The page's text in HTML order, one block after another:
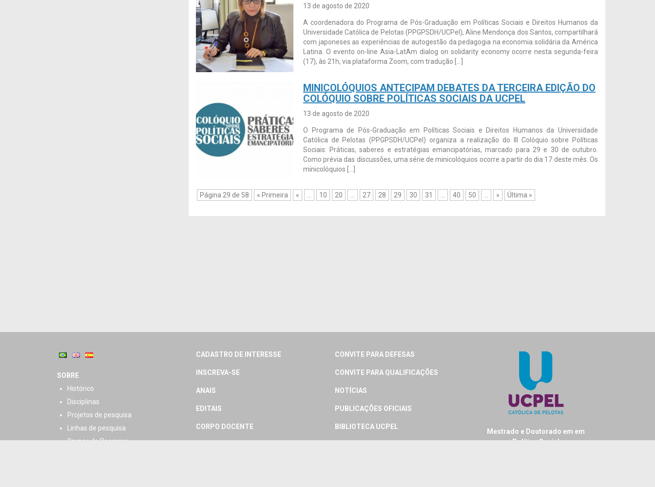
13 de agosto de 2020
A coordenadora do Programa de Pós-Graduação em Políticas Sociais e Direitos Humanos da
Universidade Católica de Pelotas (PPGPSDH/UCPel), Aline Mendonça dos Santos, compartilhará
com japoneses as experiências de autogestão da pedagogia na economia solidária da América
Latina. O evento on-line Asia-LatAm dialog on solidarity economy ocorre nesta segunda-feira
(17), às 21h, via plataforma Zoom, com tradução […]
MINICOLÓQUIOS ANTECIPAM DEBATES DA TERCEIRA EDIÇÃO DO
COLÓQUIO SOBRE POLÍTICAS SOCIAIS DA UCPEL
13 de agosto de 2020
O Programa de Pós-Graduação em Políticas Sociais e Direitos Humanos da Universidade
Católica de Pelotas (PPGPSDH/UCPel) organiza a realização do III Colóquio sobre Políticas
Sociais: Práticas, saberes e estratégias emancipatórias, marcado para 29 e 30 de outubro.
Como prévia das discussões, uma série de minicolóquios ocorre a partir do dia 17 deste mês. Os
minicolóquios […]
Página 29 de 58 « Primeira « 10 20 27 28 29 30 31 40 50 » Última »
SOBRE
Histórico
Disciplinas
Projetos de pesquisa
Linhas de pesquisa
Grupos de Pesquisa
CADASTRO DE INTERESSE
INSCREVA-SE
ANAIS
EDITAIS
CORPO DOCENTE
CONVITE PARA DEFESAS
CONVITE PARA QUALIFICAÇÕES
NOTÍCIAS
PUBLICAÇÕES OFICIAIS
BIBLIOTECA UCPEL
Mestrado e Doutorado em em
Política Social